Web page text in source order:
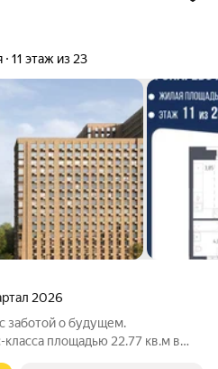
11 этаж из 23
2026
заботой о будущем.
класса площадью 22.77 кв.м в